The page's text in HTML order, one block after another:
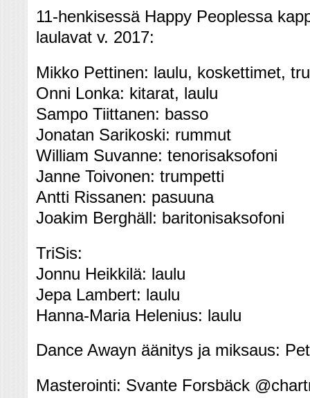
11-henkisessä Happy Peoplessa
laulavat v. 2017:
Mikko Pettinen: laulu, koskettimet,
Onni Lonka: kitarat, laulu
Sampo Tiittanen: basso
Jonatan Sarikoski: rummut
William Suvanne: tenorisaksofoni
Janne Toivonen: trumpetti
Antti Rissanen: pasuuna
Joakim Berghäll: baritonisaksofoni
TriSis:
Jonnu Heikkilä: laulu
Jepa Lambert: laulu
Hanna-Maria Helenius: laulu
Dance Awayn äänitys ja miksaus:
Masterointi: Svante Forsbäck